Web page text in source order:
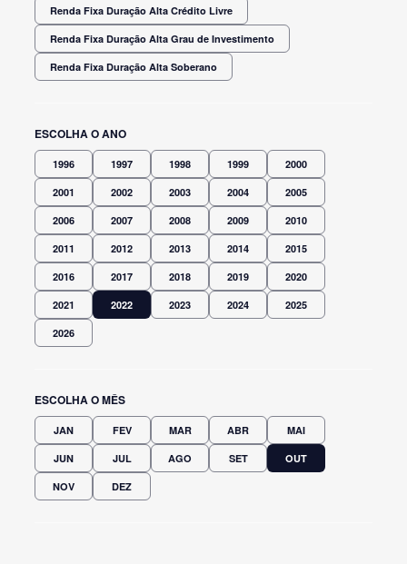
Renda Fixa Duração Alta Crédito Livre
Renda Fixa Duração Alta Grau de Investimento
Renda Fixa Duração Alta Soberano
ESCOLHA O ANO
1996 1997 1998 1999 2000
2001 2002 2003 2004 2005
2006 2007 2008 2009 2010
2011 2012 2013 2014 2015
2016 2017 2018 2019 2020
2021 2022 2023 2024 2025
2026
ESCOLHA O MÊS
JAN FEV MAR ABR MAI
JUN JUL AGO SET OUT
NOV DEZ